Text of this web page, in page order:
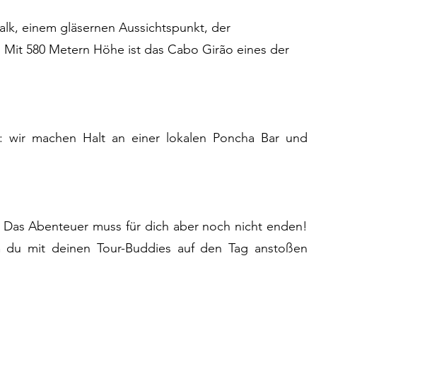
einem gläsernen Aussichtspunkt, der
580 Metern Höhe ist das Cabo Girão eines der
machen Halt an einer lokalen Poncha Bar und
Abenteuer muss für dich aber noch nicht enden!
mit deinen Tour-Buddies auf den Tag anstoßen